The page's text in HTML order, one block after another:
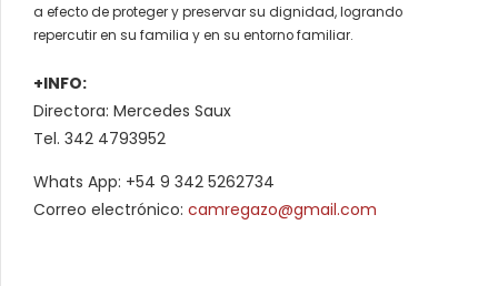
a efecto de proteger y preservar su dignidad, logrando
repercutir en su familia y en su entorno familiar.
+INFO:
Directora: Mercedes Saux
Tel. 342 4793952
Whats App: +54 9 342 5262734
Correo electrónico: camregazo@gmail.com